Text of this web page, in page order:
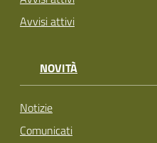
Avvisi attivi
NOVITÀ
Notizie
Comunicati